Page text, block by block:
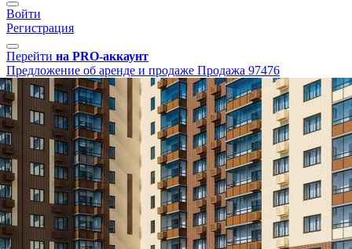
Войти
Регистрация
Перейти на PRO-аккаунт
Предложение об аренде и продаже Продажа 97476